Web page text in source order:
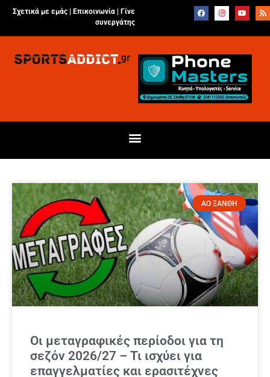
Σχετικά με εμάς | Επικοινωνία
Γίνε
συνεργάτης
ΑΟ ΞΑΝΘΗ
Οι μεταγραφικές περίοδοι για τη
σεζόν 2026/27 – Τι ισχύει για
επαγγελματίες και ερασιτέχνες